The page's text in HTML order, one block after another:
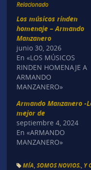
Relacionado
Los músicos rinden
homenaje – Armando
Manzanero
junio 30, 2026
En «LOS MÚSICOS
RINDEN HOMENAJE A
ARMANDO
MANZANERO»
Armando Manzanero -
mejor de
septiembre 4, 2024
En «ARMANDO
MANZANERO»
MÍA SOMOS NOVIOS. Y